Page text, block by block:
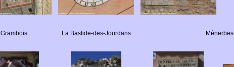
Grambois La Bastide-des-Jourdans Ménerbes